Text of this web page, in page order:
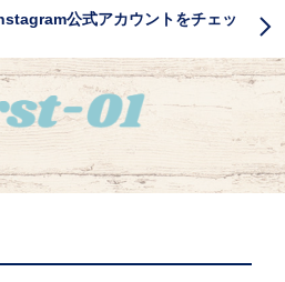
公式アカウントをチェッ